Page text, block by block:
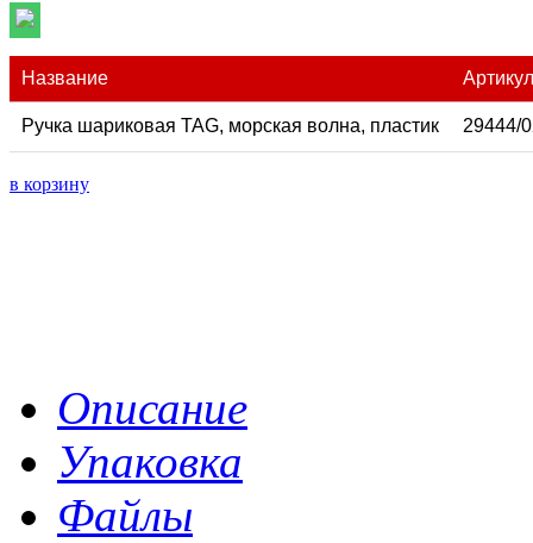
Название Артикул
Ручка шариковая TAG, морская волна, пластик 29444/
в корзину
Описание
Упаковка
Файлы